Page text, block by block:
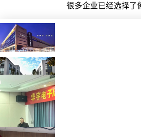
很多企业已经选择了